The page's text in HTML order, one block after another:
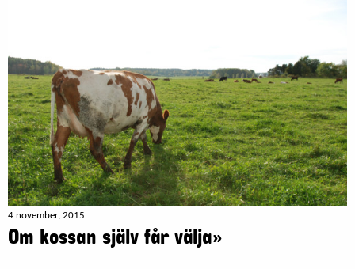
4 november, 2015
Om kossan själv får välja»